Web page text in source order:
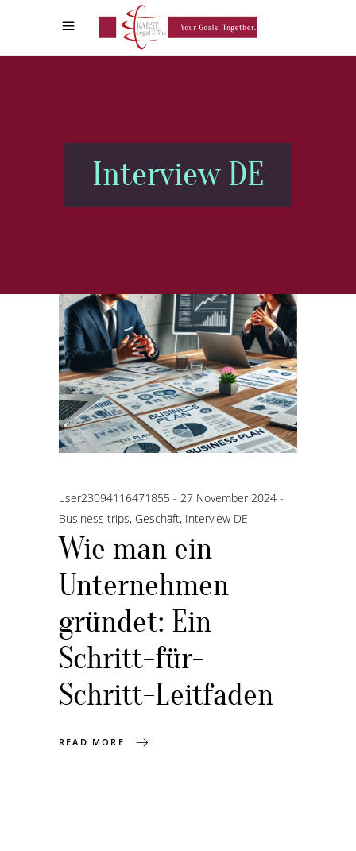
Interview DE
user23094116471855
27 November 2024
Business trips, Geschäft, Interview DE
Wie man ein
Unternehmen
gründet: Ein
Schritt-für-
Schritt-Leitfaden
READ MORE